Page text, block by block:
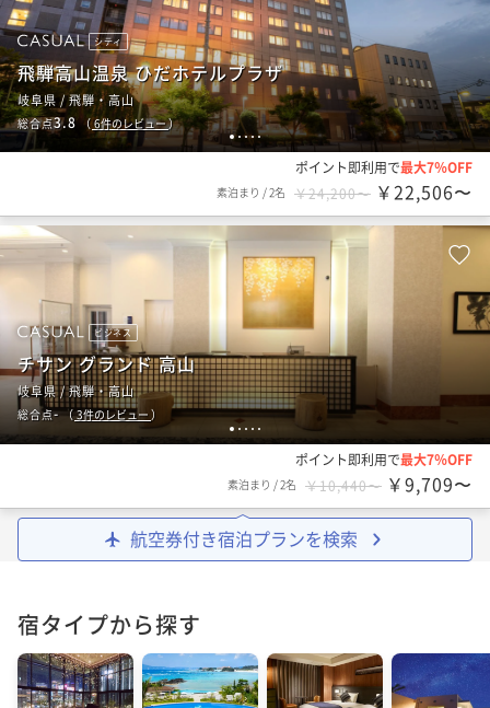
12345
シティ
飛騨高山温泉 ひだホテルプラザ
岐阜県 / 飛騨・高山
総合点3.8（6件のレビュー）
ポイント即利用で最大7％OFF
素泊まり /2名 ￥24,200〜 ￥22,506〜
1 2 3 4 5
ビジネス
チサン グランド 高山
岐阜県 / 飛騨・高山
総合点-（3件のレビュー）
ポイント即利用で最大7％OFF
素泊まり /2名 ￥10,440〜 ￥9,709〜
航空券付き宿泊プランを検索
宿タイプから探す